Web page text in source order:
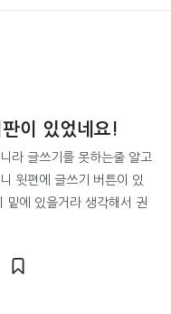
이 있었네요!
라 글쓰기를 못하는줄 알고
윗편에 글쓰기 버튼이 있
밑에 있을거라 생각해서 권